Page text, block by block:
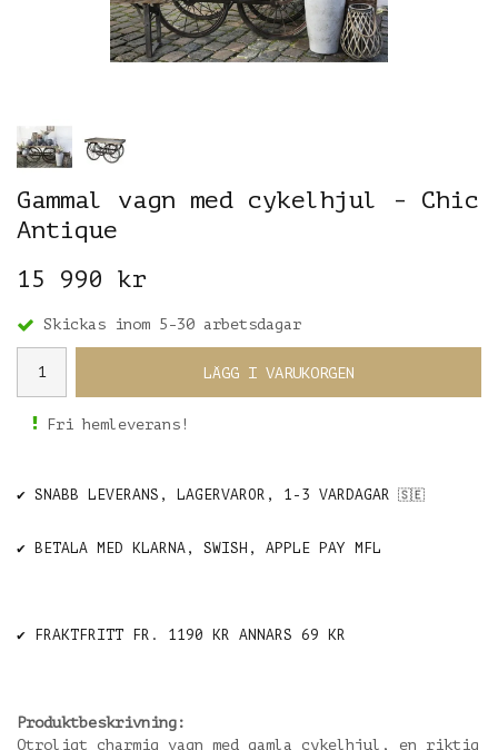
Gammal vagn med cykelhjul - Chic
Antique
15 990 kr
Skickas inom 5-30 arbetsdagar
LÄGG I VARUKORGEN
Fri hemleverans!
✔️ SNABB LEVERANS, LAGERVAROR, 1-3 VARDAGAR 🇸🇪
✔️ BETALA MED KLARNA, SWISH, APPLE PAY MFL
✔️ FRAKTFRITT FR. 1190 KR ANNARS 69 KR
Produktbeskrivning:
Otroligt charmig vagn med gamla cykelhjul, en riktig